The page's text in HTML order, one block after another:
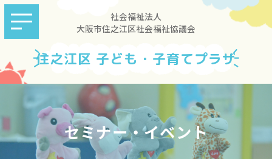
社会福祉法人
大阪市住之江区社会福祉協議会
住之江区 子ども・子育てプラザ
セミナー・イベント